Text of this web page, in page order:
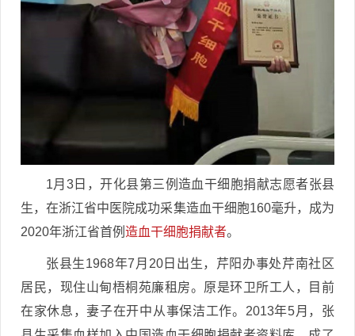
1月3日，开化县第三例造血干细胞捐献志愿者张县
生，在浙江省中医院成功采集造血干细胞160毫升，成为
2020年浙江省首例 造血干细胞捐献者。
张县生1968年7月20日出生，芹阳办事处芹南社区
居民，现住山甸梧桐苑廉租房。原是环卫所工人，目前
在家休息，妻子在开中从事保洁工作。2013年5月，张